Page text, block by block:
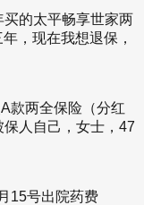
要看高发的疾
定年龄，高发
，获赔概率才
疾，来看看它
的太平畅享世家两
，现在我想退保，
款两全保险（分红
人自己，女士，47
15号出院药费